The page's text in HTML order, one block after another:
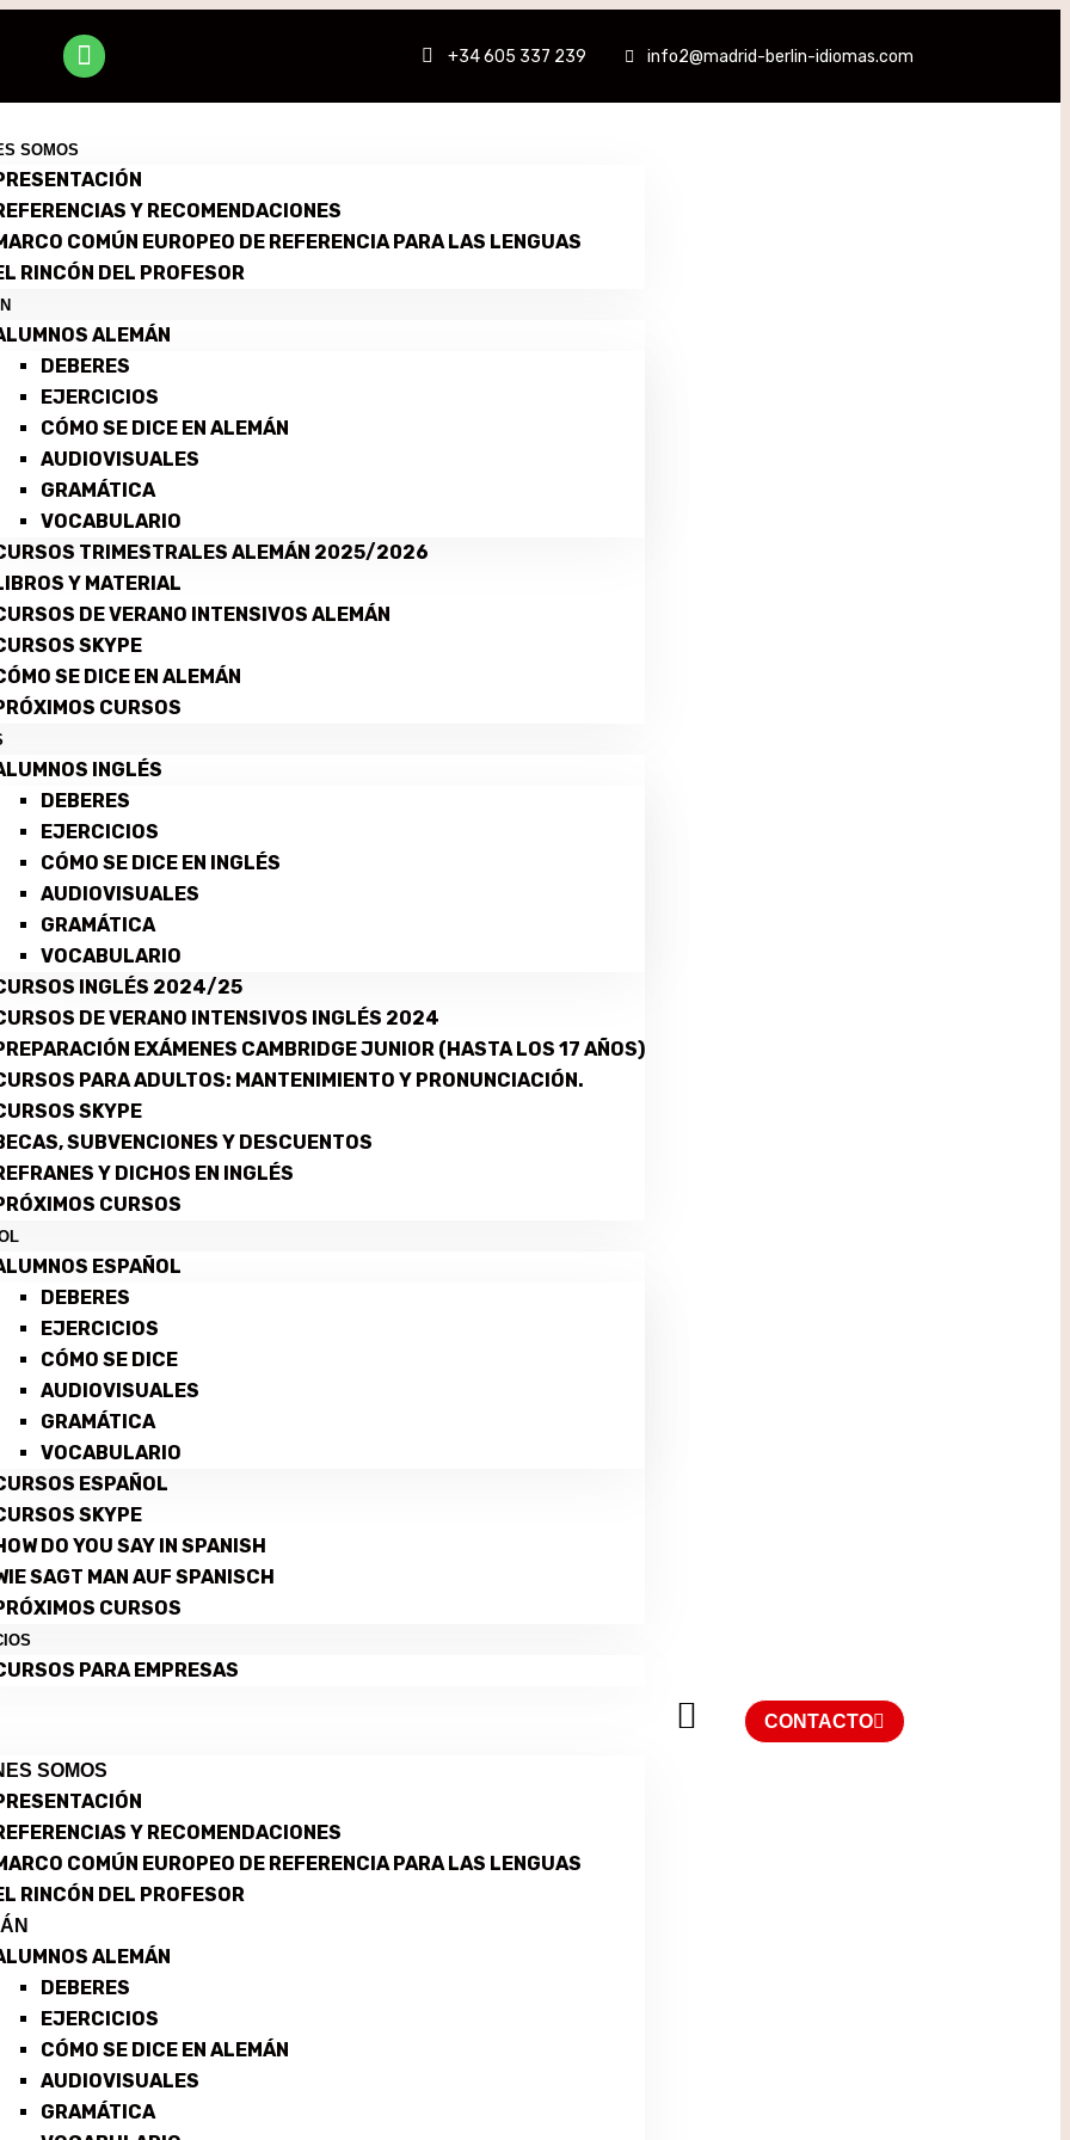
+34 605 337 239 info2@madrid-berlin-idiomas.com
SOMOS
Y RECOMENDACIONES
COMÚN EUROPEO DE REFERENCIA PARA LAS LENGUAS
RINCÓN DEL PROFESOR
ALEMÁN
DEBERES
EJERCICIOS
CÓMO SE DICE EN ALEMÁN
AUDIOVISUALES
GRAMÁTICA
VOCABULARIO
TRIMESTRALES ALEMÁN 2025/2026
Y MATERIAL
DE VERANO INTENSIVOS ALEMÁN
SKYPE
SE DICE EN ALEMÁN
CURSOS
INGLÉS
DEBERES
EJERCICIOS
CÓMO SE DICE EN INGLÉS
AUDIOVISUALES
GRAMÁTICA
VOCABULARIO
INGLÉS 2024/25
DE VERANO INTENSIVOS INGLÉS 2024
EXÁMENES CAMBRIDGE JUNIOR (HASTA LOS 17 AÑOS)
PARA ADULTOS: MANTENIMIENTO Y PRONUNCIACIÓN.
SKYPE
SUBVENCIONES Y DESCUENTOS
Y DICHOS EN INGLÉS
CURSOS
ESPAÑOL
DEBERES
EJERCICIOS
CÓMO SE DICE
AUDIOVISUALES
GRAMÁTICA
VOCABULARIO
ESPAÑOL
SKYPE
DO YOU SAY IN SPANISH
SAGT MAN AUF SPANISCH
CURSOS
PARA EMPRESAS
SOMOS
Y RECOMENDACIONES
COMÚN EUROPEO DE REFERENCIA PARA LAS LENGUAS
RINCÓN DEL PROFESOR
ALEMÁN
DEBERES
EJERCICIOS
CÓMO SE DICE EN ALEMÁN
AUDIOVISUALES
GRAMÁTICA
CONTACTO